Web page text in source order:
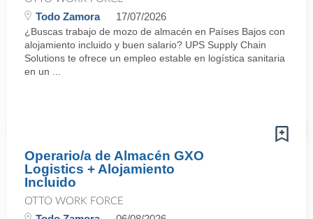
Todo Zamora 17/07/2026
¿Buscas trabajo de mozo de almacén en Países Bajos con
alojamiento incluido y buen salario? UPS Supply Chain
Solutions te ofrece un empleo estable en logística sanitaria
en un ...
Operario/a de Almacén GXO
Logistics + Alojamiento
Incluido
OTTO WORK FORCE